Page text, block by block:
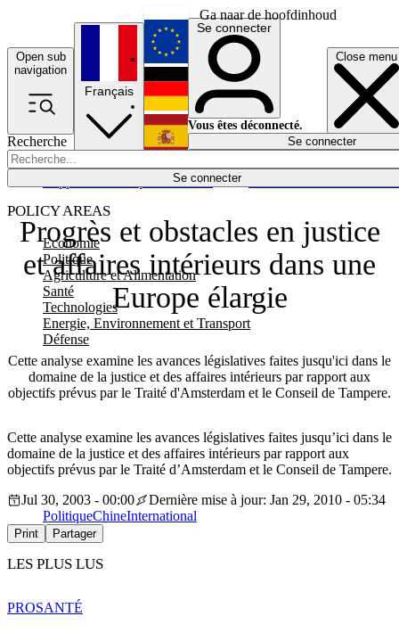
Ga naar de hoofdinhoud
Open sub
navigation
Close menu
Recherche
Se connecter
POLICY AREAS
Economie
Politique
Agriculture et Alimentation
Santé
Technologies
Energie, Environnement et Transport
Défense
Économie
Français
English
Deutsch
Español
Se connecter
Vous êtes déconnecté.
Se connecter
Progrès et obstacles en justice
et affaires intérieurs dans une
Europe élargie
Cette analyse examine les avances législatives faites jusqu'ici dans le
domaine de la justice et des affaires intérieurs par rapport aux
objectifs prévus par le Traité d'Amsterdam et le Conseil de Tampere.
Cette analyse examine les avances législatives faites jusqu’ici dans le
domaine de la justice et des affaires intérieurs par rapport aux
objectifs prévus par le Traité d’Amsterdam et le Conseil de Tampere.
Jul 30, 2003 - 00:00
Dernière mise à jour: Jan 29, 2010 - 05:34
PolitiqueChineInternational
Print Partager
LES PLUS LUS
PROSANTÉ